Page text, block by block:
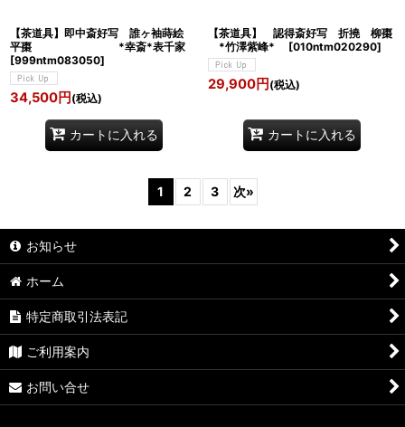
【茶道具】即中斎好写 誰ヶ袖蒔絵
平棗 *幸斎*表千家
[999ntm083050]
34,500円 (税込)
カートに入れる
【茶道具】 認得斎好写 折撓 柳棗
*竹澤紫峰*
[010ntm020290]
29,900円 (税込)
カートに入れる
1 2 3 次»
お知らせ
ホーム
特定商取引法表記
ご利用案内
お問い合せ